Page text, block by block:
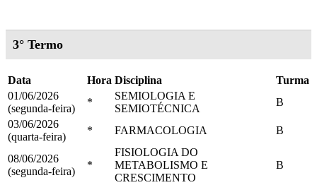
3° Termo
Data Hora Disciplina
Turma
01/06/2026
(segunda-feira)
*
SEMIOLOGIA E
SEMIOTÉCNICA
B
03/06/2026
(quarta-feira)
* FARMACOLOGIA B
08/06/2026
(segunda-feira)
*
FISIOLOGIA DO
METABOLISMO E
CRESCIMENTO
B